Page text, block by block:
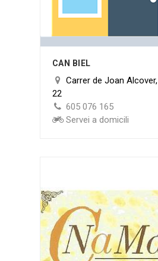
CAN BIEL
Carrer de Joan Alcover,
22
605 076 165
Servei a domicili